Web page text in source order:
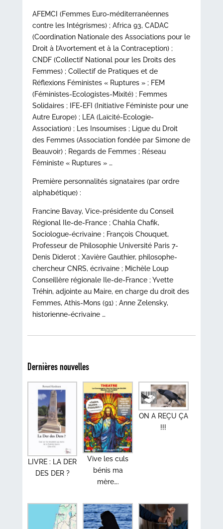
AFEMCI (Femmes Euro-méditerranéennes
contre les Intégrismes) ; Africa 93, CADAC
(Coordination Nationale des Associations pour le
Droit à l’Avortement et à la Contraception) ;
CNDF (Collectif National pour les Droits des
Femmes) ; Collectif de Pratiques et de
Réflexions Féministes « Ruptures » ; FEM
(Féministes-Ecologistes-Mixité) ; Femmes
Solidaires ; IFE-EFI (Initiative Féministe pour une
Autre Europe) ; LEA (Laïcité-Ecologie-
Association) ; Les Insoumises ; Ligue du Droit
des Femmes (Association fondée par Simone de
Beauvoir) ; Regards de Femmes ; Réseau
Féministe « Ruptures » …
Première personnalités signataires (par ordre
alphabétique) :
Francine Bavay, Vice-présidente du Conseil
Régional Ile-de-France ; Chahla Chafik,
Sociologue-écrivaine ; François Chouquet,
Professeur de Philosophie Université Paris 7-
Denis Diderot ; Xavière Gauthier, philosophe-
chercheur CNRS, écrivaine ; Michèle Loup
Conseillère régionale Ile-de-France ; Yvette
Tréhin, adjointe au Maire, en charge du droit des
Femmes, Athis-Mons (91) ; Anne Zelensky,
historienne-écrivaine …
Dernières nouvelles
LIVRE : LA DER
DES DER ?
Vive les culs
bénis ma
mère….
ON A REÇU ÇA
!!!